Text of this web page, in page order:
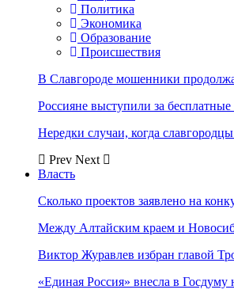
Политика
Экономика
Образование
Происшествия
В Славгороде мошенники
Россияне выступили за
Нередки случаи, когда
Prev Next
Власть
Сколько проектов заявлено на
Между Алтайским краем и
Виктор Журавлев избран главой
«Единая Россия» внесла в Госдуму